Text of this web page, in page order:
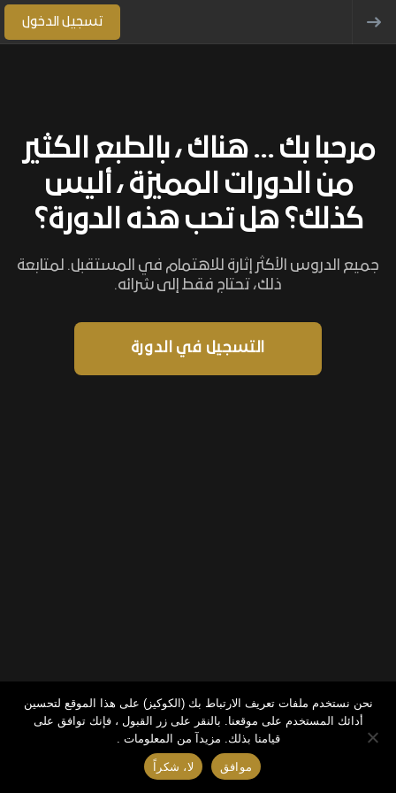
تسجيل الدخول
مرحبا بك ... هناك ، بالطبع الكثير
من الدورات المميزة ، أليس
كذلك؟ هل تحب هذه الدورة؟
جميع الدروس الأكثر إثارة للاهتمام في المستقبل. لمتابعة
ذلك، تحتاج فقط إلى شرائه.
التسجيل في الدورة
نحن نستخدم ملفات تعريف الارتباط بك (الكوكيز) على هذا الموقع لتحسين
أدائك المستخدم على موقعنا. بالنقر على زر القبول ، فإنك توافق على
قيامنا بذلك. مزيدآ من المعلومات .
موافق لا، شكراً